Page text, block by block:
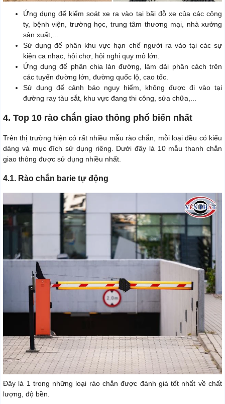
Ứng dụng để kiểm soát xe ra vào tại bãi đỗ xe của các công
ty, bệnh viện, trường học, trung tâm thương mại, nhà xưởng
sản xuất,...
Sử dụng để phân khu vực hạn chế người ra vào tại các sự
kiện ca nhạc, hội chợ, hội nghị quy mô lớn.
Ứng dụng để phân chia làn đường, làm dải phân cách trên
các tuyến đường lớn, đường quốc lộ, cao tốc.
Sử dụng để cảnh báo nguy hiểm, không được đi vào tại
đường ray tàu sắt, khu vực đang thi công, sửa chữa,...
4. Top 10 rào chắn giao thông phổ biến nhất
Trên thị trường hiện có rất nhiều mẫu rào chắn, mỗi loại đều có kiểu
dáng và mục đích sử dụng riêng. Dưới đây là 10 mẫu thanh chắn
giao thông được sử dụng nhiều nhất.
4.1. Rào chắn barie tự động
Đây là 1 trong những loại rào chắn được đánh giá tốt nhất về chất
lượng, độ bền.